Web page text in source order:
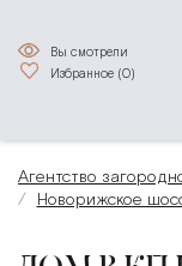
Избранное (0)
Вы смотрели
Агентство
Новорижское